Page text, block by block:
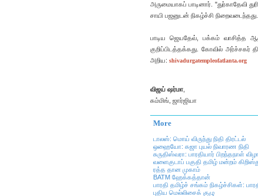
அருமையாகப் பாடினார். "துர்காதேவி
சாயி பஜனுடன் நிகழ்ச்சி நிறைவடைந்தது.
பாடிய ஜெயதேவ், பக்கம் வாசித்த
குறிப்பிடத்தக்கது. கோவில் அர்ச்சகர்
அறிய: shivadurgatempleofatlanta.org
விஜய் ஷர்மா
கம்மிங், ஜார்ஜியா
More
டாலஸ்: மொய் விருந்து நிதி திரட்டல்
ஒஹையோ: கஜா புயல் நிவாரண நிதி
சுருதிஸ்வரா: பாரதியார் பிறந்தநாள் விழா
வளைகுடாப் பகுதி தமிழ் மன்றம்
ரத்த தான முகாம்
BATM ஹேக்கத்தான்
பாரதி தமிழ்ச் சங்கம் நிகழ்ச்சிகள்:
புதிய மெல்லிசைக் குழு